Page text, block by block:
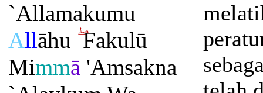
`Allamakumu
Allāhu Fakulū
Mimmā 'Amsakna